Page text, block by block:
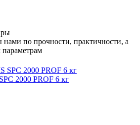
по прочности, практичности, а
2000 PROF 6 кг